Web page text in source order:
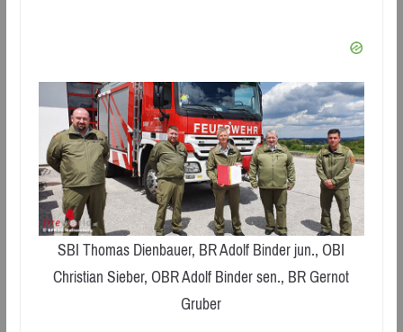
SBI Thomas Dienbauer, BR Adolf Binder jun., OBI
Christian Sieber, OBR Adolf Binder sen., BR Gernot
Gruber